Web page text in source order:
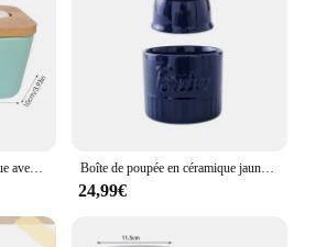
Boîte de poupée en céramique jaune, réservoir d'huile, plat à beurre, cylindrique, fromage, scellé avec de l'eau
24,99€